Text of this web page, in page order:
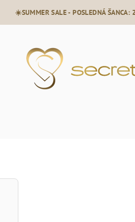
☀️SUMMER SALE - POSLEDNÁ